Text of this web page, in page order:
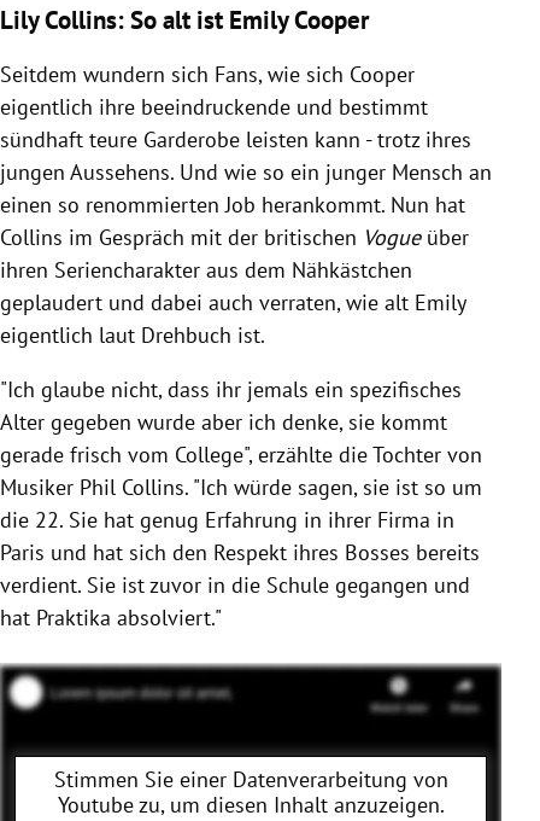
Lily Collins: So alt ist Emily Cooper
Seitdem wundern sich Fans, wie sich Cooper
eigentlich ihre beeindruckende und bestimmt
sündhaft teure Garderobe leisten kann - trotz ihres
jungen Aussehens. Und wie so ein junger Mensch an
einen so renommierten Job herankommt. Nun hat
Collins im Gespräch mit der britischen Vogueüber
ihren Seriencharakter aus dem Nähkästchen
geplaudert und dabei auch verraten, wie alt Emily
eigentlich laut Drehbuch ist.
"Ich glaube nicht, dass ihr jemals ein spezifisches
Alter gegeben wurde aber ich denke, sie kommt
gerade frisch vom College", erzählte die Tochter von
Musiker Phil Collins. "Ich würde sagen, sie ist so um
die 22. Sie hat genug Erfahrung in ihrer Firma in
Paris und hat sich den Respekt ihres Bosses bereits
verdient. Sie ist zuvor in die Schule gegangen und
hat Praktika absolviert."
Stimmen Sie einer Datenverarbeitung von
Youtubezu, um diesen Inhalt anzuzeigen.